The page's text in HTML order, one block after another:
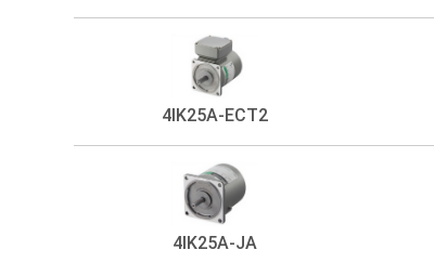
4IK25A-ECT2
4IK25A-JA